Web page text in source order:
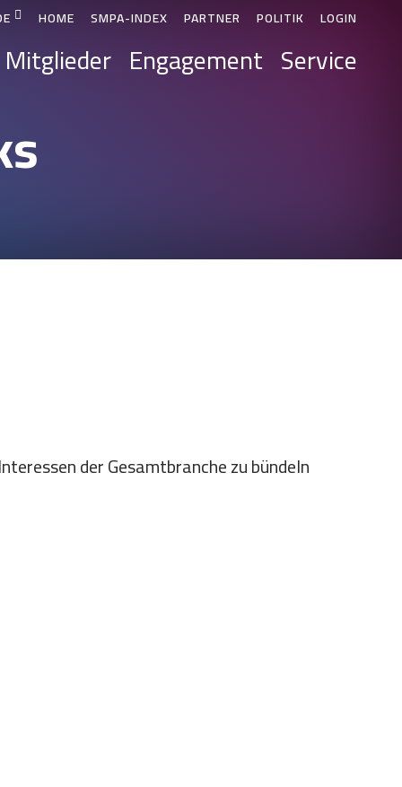
HOME SMPA-INDEX PARTNER POLITIK LOGIN
Mitglieder Engagement Service
der Gesamtbranche zu bündeln